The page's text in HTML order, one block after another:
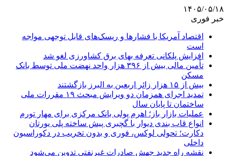
۱۴۰۵/۰۵/۱۸
خبر فوری
اقتصاد آمریکا با فشارها و ریسک‌های قابل توجهی مواجه
است
افزایش پلکانی تعرفه بهای برق کشاورزی لغو شد
تأمین مالی بیش از ۳۹۶ هزار واحد نهضت ملی توسط بانک
مسکن
بیش از ۱۵ هزار زائر اربعین به البرز بازگشتند
تمدید اجرای همزمان دو ویرایش مبحث ۱۹ مقررات ملی
ساختمان تا پایان سال
عملیات بازار باز؛ اهرم پولی بانک مرکزی برای مهار تورم
انواع قاب بندی دیوار با گچبری پیش ساخته پلی یورتان
دکارت؛ تحولی لوکس، فوری و بدون تخریب در دکوراسیون
داخلی
نقشه راه جدید جهش صادرات غیرنفتی تدوین می‌شود